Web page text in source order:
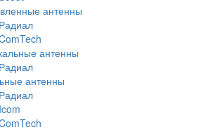
антенны
Радиал
антенны
Радиал
антенны
Радиал
Icom